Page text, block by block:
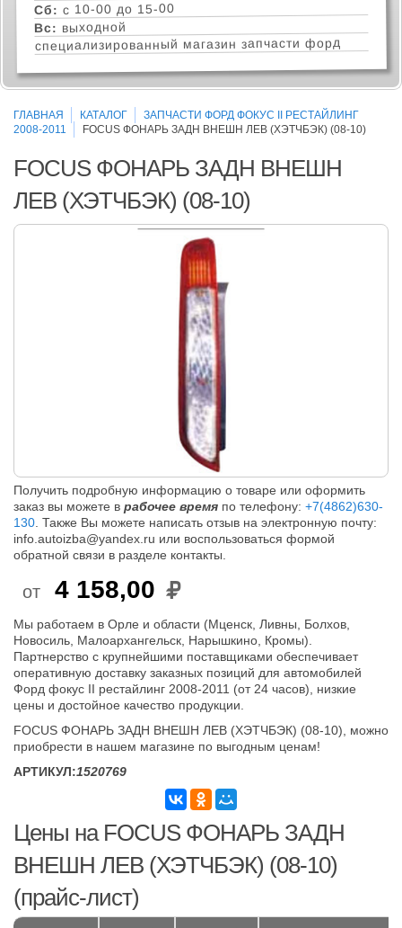
Сб: с 10-00 до 15-00
Вс: выходной
специализированный магазин запчасти форд
ГЛАВНАЯ КАТАЛОГ
ЗАПЧАСТИ ФОРД ФОКУС II РЕСТАЙЛИНГ
2008-2011
FOCUS ФОНАРЬ ЗАДН ВНЕШН ЛЕВ (ХЭТЧБЭК) (08-10)
FOCUS ФОНАРЬ ЗАДН ВНЕШН
ЛЕВ (ХЭТЧБЭК) (08-10)
Получить подробную информацию о товаре или оформить
заказ вы можете в рабочее время по телефону: +7(4862)630-
130 . Также Вы можете написать отзыв на электронную почту:
info.autoizba@yandex.ru или воспользоваться формой
обратной связи в разделе контакты.
от 4 158,00
Мы работаем в Орле и области (Мценск, Ливны, Болхов,
Новосиль, Малоархангельск, Нарышкино, Кромы).
Партнерство с крупнейшими поставщиками обеспечивает
оперативную доставку заказных позиций для автомобилей
Форд фокус II рестайлинг 2008-2011 (от 24 часов), низкие
цены и достойное качество продукции.
FOCUS ФОНАРЬ ЗАДН ВНЕШН ЛЕВ (ХЭТЧБЭК) (08-10), можно
приобрести в нашем магазине по выгодным ценам!
АРТИКУЛ:1520769
Цены на FOCUS ФОНАРЬ ЗАДН
ВНЕШН ЛЕВ (ХЭТЧБЭК) (08-10)
(прайс-лист)